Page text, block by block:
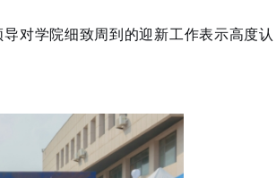
对学院细致周到的迎新工作表示高度认